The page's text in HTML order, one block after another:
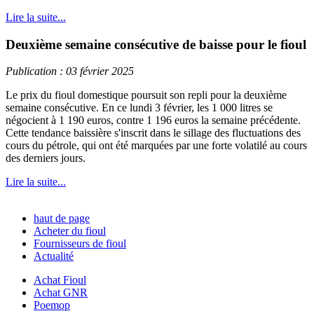
Lire la suite...
Deuxième semaine consécutive de baisse pour le fioul
Publication : 03 février 2025
Le prix du fioul domestique poursuit son repli pour la deuxième
semaine consécutive. En ce lundi 3 février, les 1 000 litres se
négocient à 1 190 euros, contre 1 196 euros la semaine précédente.
Cette tendance baissière s'inscrit dans le sillage des fluctuations des
cours du pétrole, qui ont été marquées par une forte volatilé au cours
des derniers jours.
Lire la suite...
haut de page
Acheter du fioul
Fournisseurs de fioul
Actualité
Achat Fioul
Achat GNR
Poemop